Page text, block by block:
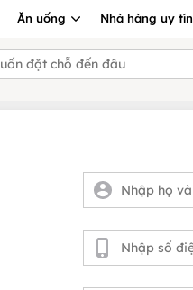
Ăn uống Nhà hàng uy tín